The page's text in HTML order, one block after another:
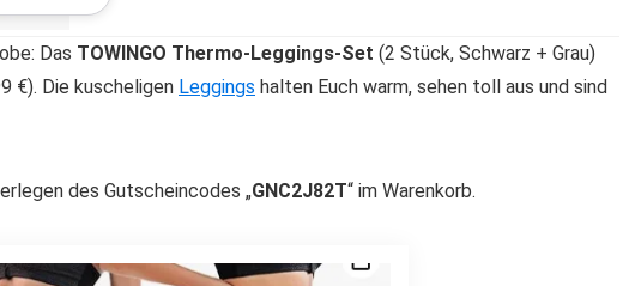
Das TOWINGO Thermo-Leggings-Set (2 Stück, Schwarz + Grau)
€). Die kuscheligen Leggings halten Euch warm, sehen toll aus und sind
des Gutscheincodes „GNC2J82T“ im Warenkorb.